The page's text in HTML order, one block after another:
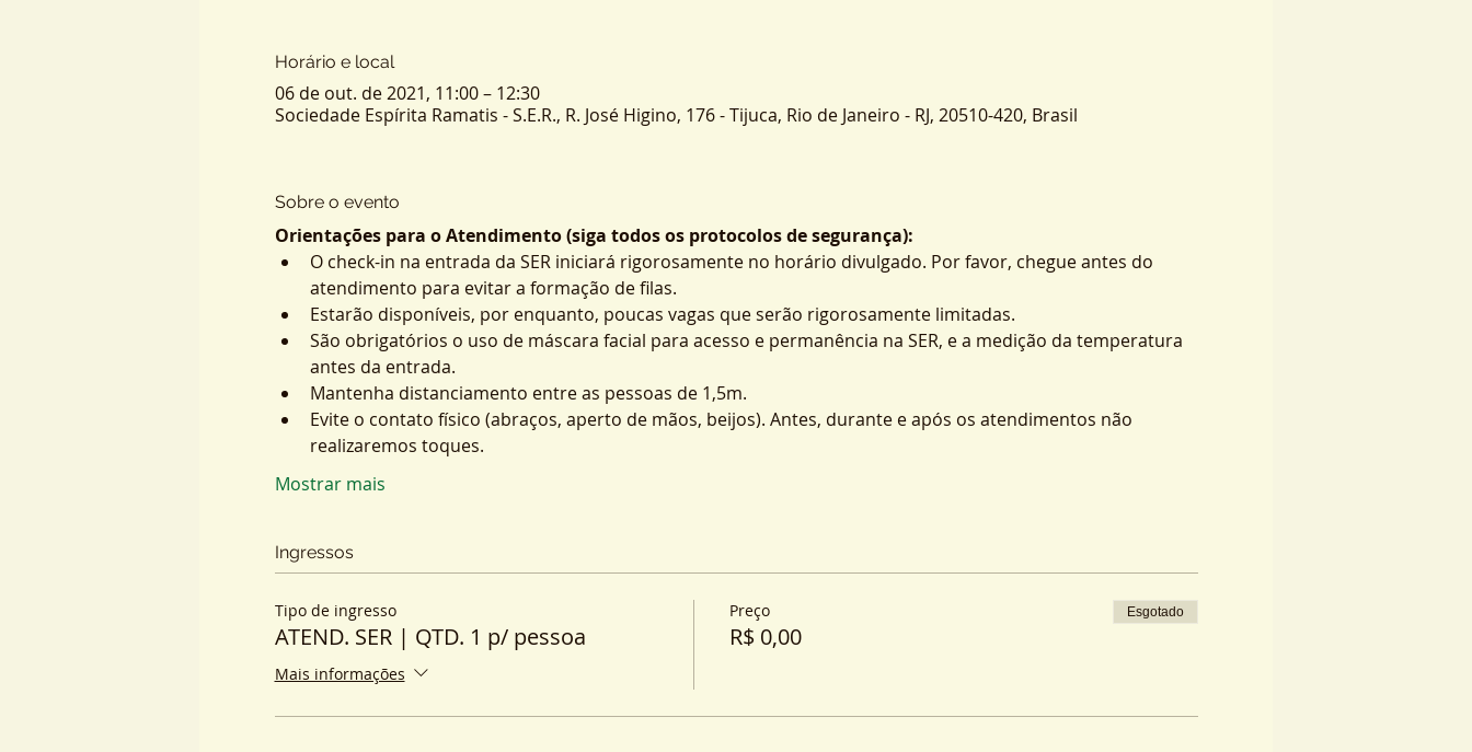
Horário e local
06 de out. de 2021, 11:00 – 12:30
Sociedade Espírita Ramatis - S.E.R., R. José Higino, 176 - Tijuca, Rio de Janeiro - RJ, 20510-420, Brasil
Sobre o evento
Orientações para o Atendimento (siga todos os protocolos de segurança):
O check-in na entrada da SER iniciará rigorosamente no horário divulgado. Por favor, chegue antes do
atendimento para evitar a formação de filas.
Estarão disponíveis, por enquanto, poucas vagas que serão rigorosamente limitadas.
São obrigatórios o uso de máscara facial para acesso e permanência na SER, e a medição da temperatura
antes da entrada.
Mantenha distanciamento entre as pessoas de 1,5m.
Evite o contato físico (abraços, aperto de mãos, beijos). Antes, durante e após os atendimentos não
realizaremos toques.
Mostrar mais
Ingressos
Tipo de ingresso
ATEND. SER | QTD. 1 p/ pessoa
Mais informações
Preço
R$ 0,00
Esgotado